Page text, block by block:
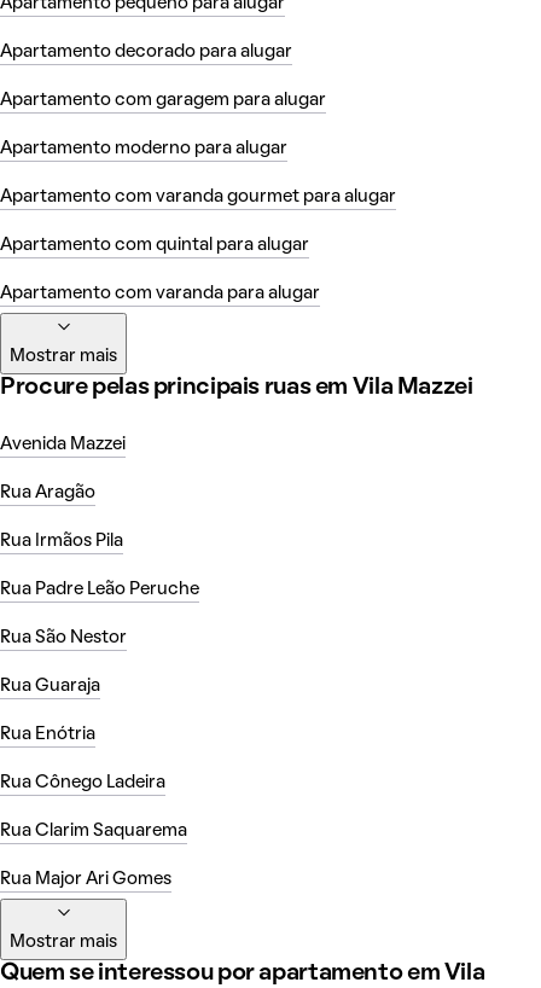
Apartamento pequeno para alugar
Apartamento decorado para alugar
Apartamento com garagem para alugar
Apartamento moderno para alugar
Apartamento com varanda gourmet para alugar
Apartamento com quintal para alugar
Apartamento com varanda para alugar
Mostrar mais
Procure pelas principais ruas em Vila Mazzei
Avenida Mazzei
Rua Aragão
Rua Irmãos Pila
Rua Padre Leão Peruche
Rua São Nestor
Rua Guaraja
Rua Enótria
Rua Cônego Ladeira
Rua Clarim Saquarema
Rua Major Ari Gomes
Mostrar mais
Quem se interessou por apartamento em Vila